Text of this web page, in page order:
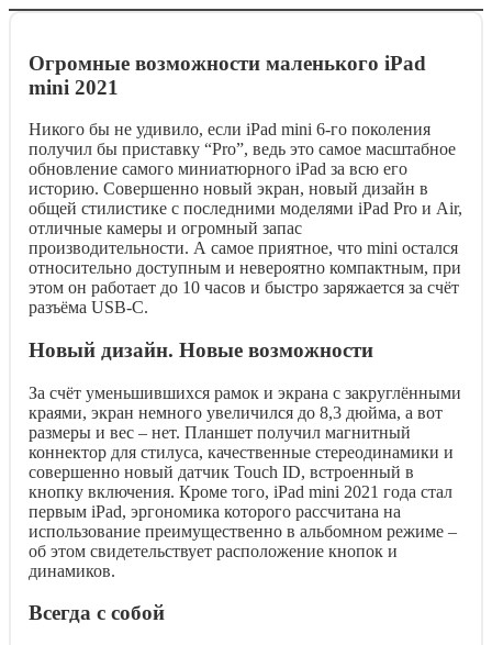
Огромные возможности маленького iPad
mini 2021
Никого бы не удивило, если iPad mini 6-го поколения
получил бы приставку “Pro”, ведь это самое масштабное
обновление самого миниатюрного iPad за всю его
историю. Совершенно новый экран, новый дизайн в
общей стилистике с последними моделями iPad Pro и Air,
отличные камеры и огромный запас
производительности. А самое приятное, что mini остался
относительно доступным и невероятно компактным, при
этом он работает до 10 часов и быстро заряжается за счёт
разъёма USB-C.
Новый дизайн. Новые возможности
За счёт уменьшившихся рамок и экрана с закруглёнными
краями, экран немного увеличился до 8,3 дюйма, а вот
размеры и вес – нет. Планшет получил магнитный
коннектор для стилуса, качественные стереодинамики и
совершенно новый датчик Touch ID, встроенный в
кнопку включения. Кроме того, iPad mini 2021 года стал
первым iPad, эргономика которого рассчитана на
использование преимущественно в альбомном режиме –
об этом свидетельствует расположение кнопок и
динамиков.
Всегда с собой